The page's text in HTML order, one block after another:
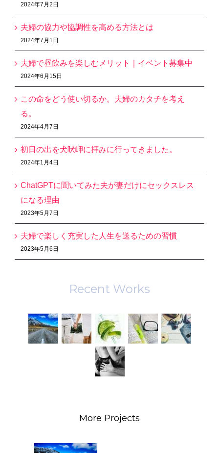
2024年7月2日
夫婦の協力や協調性を高める方法とは
2024年7月1日
夫婦で昼飲みを楽しむメリット｜イベント募集中
2024年6月15日
この命をどう使い切るか。夫婦のカタチを考え
る。
2024年4月7日
初日の出を犬吠岬に拝みに行ってきました。
2024年1月4日
ChatGPTに聞いてみた夫が妻だけにセックスレス
になる理由
2023年5月7日
夫婦で楽しく充実した人生を送るための習慣
2023年5月6日
Recent Works
More Projects